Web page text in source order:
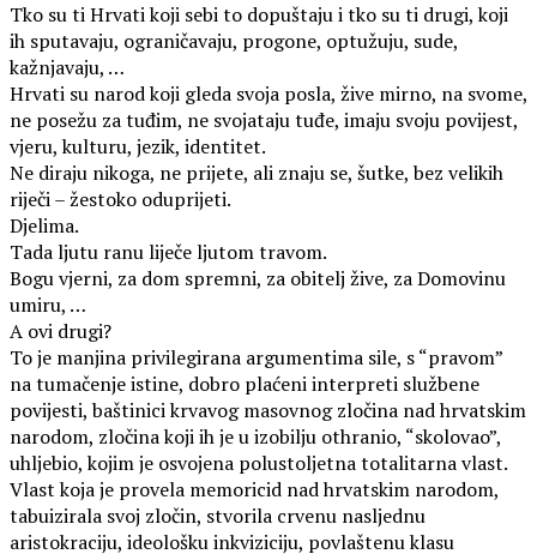
Tko su ti Hrvati koji sebi to dopuštaju i tko su ti drugi, koji
ih sputavaju, ograničavaju, progone, optužuju, sude,
kažnjavaju, …
Hrvati su narod koji gleda svoja posla, žive mirno, na svome,
ne posežu za tuđim, ne svojataju tuđe, imaju svoju povijest,
vjeru, kulturu, jezik, identitet.
Ne diraju nikoga, ne prijete, ali znaju se, šutke, bez velikih
riječi – žestoko oduprijeti.
Djelima.
Tada ljutu ranu liječe ljutom travom.
Bogu vjerni, za dom spremni, za obitelj žive, za Domovinu
umiru, …
A ovi drugi?
To je manjina privilegirana argumentima sile, s “pravom”
na tumačenje istine, dobro plaćeni interpreti službene
povijesti, baštinici krvavog masovnog zločina nad hrvatskim
narodom, zločina koji ih je u izobilju othranio, “skolovao”,
uhljebio, kojim je osvojena polustoljetna totalitarna vlast.
Vlast koja je provela memoricid nad hrvatskim narodom,
tabuizirala svoj zločin, stvorila crvenu nasljednu
aristokraciju, ideološku inkviziciju, povlaštenu klasu